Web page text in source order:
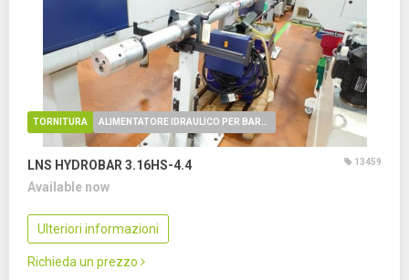
TORNITURA
LNS HYDROBAR 3.16HS-4.4 13459
Available now
Ulteriori informazioni
Richieda un prezzo